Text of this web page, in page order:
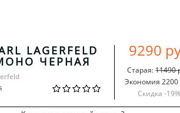
LAGERFELD
ЧЕРНАЯ
9290
Старая:11490
Экономия 2200
Скидка -19%